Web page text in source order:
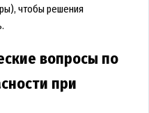
чтобы решения
вопросы по
при